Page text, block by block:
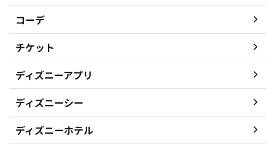
コーデ
チケット
ディズニーアプリ
ディズニーシー
ディズニーホテル